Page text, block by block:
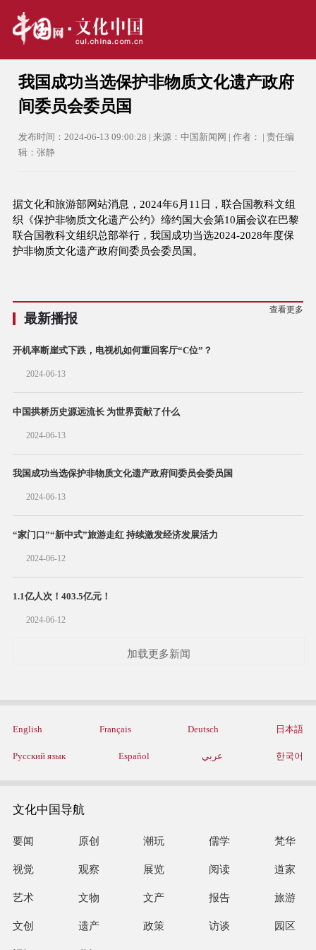
我国成功当选保护非物质文化遗产政府
间委员会委员国
发布时间：2024-06-13 09:00:28 | 来源：中国新闻网 | 作者： | 责任编
辑：张静
据文化和旅游部网站消息，2024年6月11日，联合国教科文组
织《保护非物质文化遗产公约》缔约国大会第10届会议在巴黎
联合国教科文组织总部举行，我国成功当选2024-2028年度保
护非物质文化遗产政府间委员会委员国。
最新播报
查看更多
开机率断崖式下跌，电视机如何重回客厅“C位”？
2024-06-13
中国拱桥历史源远流长 为世界贡献了什么
2024-06-13
我国成功当选保护非物质文化遗产政府间委员会委员国
2024-06-13
“家门口”“新中式”旅游走红 持续激发经济发展活力
2024-06-12
1.1亿人次！403.5亿元！
2024-06-12
加载更多新闻
English Français Deutsch 日本語
Русский язык Español عربي 한국어
文化中国导航
要闻 原创 潮玩 儒学 梵华
视觉 观察 展览 阅读 道家
艺术 文物 文产 报告 旅游
文创 遗产 政策 访谈 园区